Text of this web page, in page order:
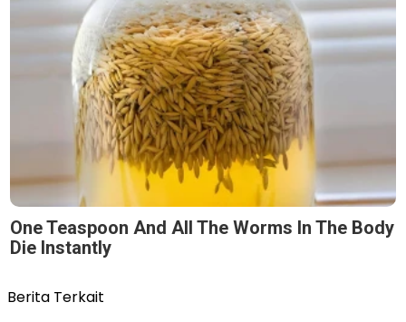
One Teaspoon And All The Worms In The Body
Die Instantly
Berita Terkait